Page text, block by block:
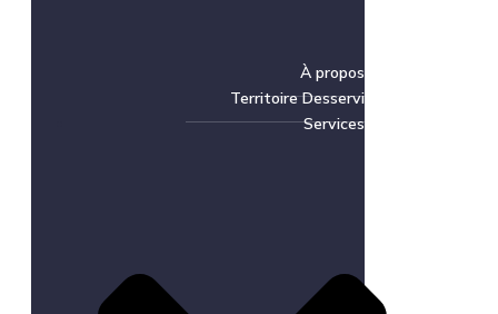
À propos
Territoire Desservi
Services